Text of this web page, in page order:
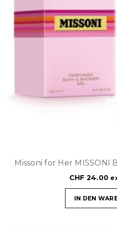
Missoni for Her MISSONI
CHF 24.00
IN DEN